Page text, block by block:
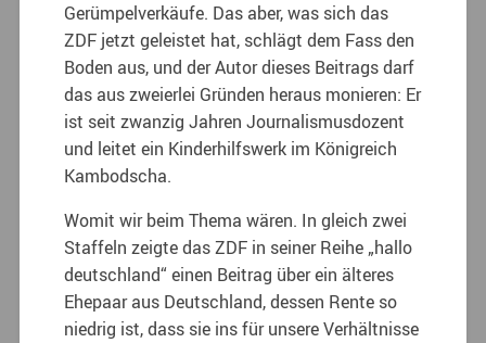
Gerümpelverkäufe. Das aber, was sich das
ZDF jetzt geleistet hat, schlägt dem Fass den
Boden aus, und der Autor dieses Beitrags darf
das aus zweierlei Gründen heraus monieren: Er
ist seit zwanzig Jahren Journalismusdozent
und leitet ein Kinderhilfswerk im Königreich
Kambodscha.
Womit wir beim Thema wären. In gleich zwei
Staffeln zeigte das ZDF in seiner Reihe „hallo
deutschland“ einen Beitrag über ein älteres
Ehepaar aus Deutschland, dessen Rente so
niedrig ist, dass sie ins für unsere Verhältnisse